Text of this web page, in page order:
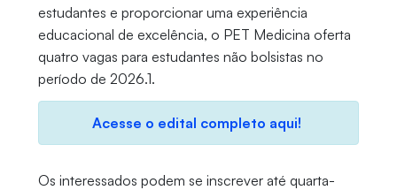
estudantes e proporcionar uma experiência
educacional de excelência, o PET Medicina oferta
quatro vagas para estudantes não bolsistas no
período de 2026.1.
Acesse o edital completo aqui!
Os interessados podem se inscrever até quarta-